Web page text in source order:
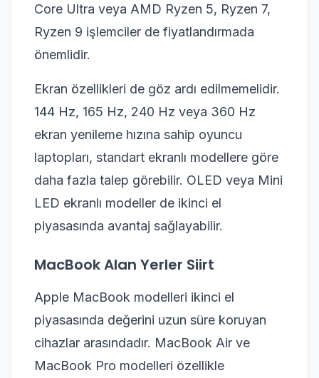
Core Ultra veya AMD Ryzen 5, Ryzen 7,
Ryzen 9 işlemciler de fiyatlandırmada
önemlidir.
Ekran özellikleri de göz ardı edilmemelidir.
144 Hz, 165 Hz, 240 Hz veya 360 Hz
ekran yenileme hızına sahip oyuncu
laptopları, standart ekranlı modellere göre
daha fazla talep görebilir. OLED veya Mini
LED ekranlı modeller de ikinci el
piyasasında avantaj sağlayabilir.
MacBook Alan Yerler Siirt
Apple MacBook modelleri ikinci el
piyasasında değerini uzun süre koruyan
cihazlar arasındadır. MacBook Air ve
MacBook Pro modelleri özellikle